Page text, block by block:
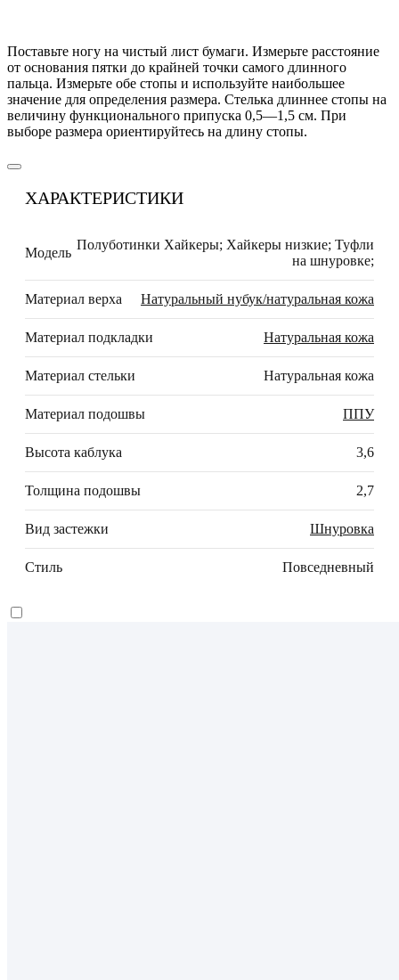
Поставьте ногу на чистый лист бумаги. Измерьте расстояние
от основания пятки до крайней точки самого длинного
пальца. Измерьте обе стопы и используйте наибольшее
значение для определения размера. Стелька длиннее стопы на
величину функционального припуска 0,5—1,5 см. При
выборе размера ориентируйтесь на длину стопы.
ХАРАКТЕРИСТИКИ
Модель
Полуботинки Хайкеры; Хайкеры низкие; Туфли
на шнуровке;
Материал верха Натуральный нубук/натуральная кожа
Материал подкладки Натуральная кожа
Материал стельки Натуральная кожа
Материал подошвы ППУ
Высота каблука 3,6
Толщина подошвы 2,7
Вид застежки Шнуровка
Стиль Повседневный